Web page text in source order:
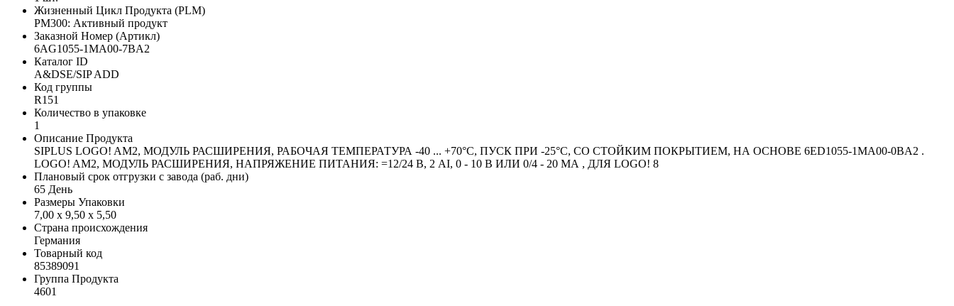
Жизненный Цикл Продукта (PLM)
PM300: Активный продукт
Заказной Номер (Артикл)
6AG1055-1MA00-7BA2
Каталог ID
A&DSE/SIP ADD
Код группы
R151
Количество в упаковке
1
Описание Продукта
SIPLUS LOGO! AM2, МОДУЛЬ РАСШИРЕНИЯ, РАБОЧАЯ ТЕМПЕРАТУРА -40 ... +70°C, ПУСК ПРИ -25°C, СО СТОЙКИМ ПОКРЫТИЕМ, НА ОСНОВЕ 6ED1055-1MA00-0BA2 .
LOGO! AM2, МОДУЛЬ РАСШИРЕНИЯ, НАПРЯЖЕНИЕ ПИТАНИЯ: =12/24 В, 2 AI, 0 - 10 В ИЛИ 0/4 - 20 МА , ДЛЯ LOGO! 8
Плановый срок отгрузки с завода (раб. дни)
65 День
Размеры Упаковки
7,00 x 9,50 x 5,50
Страна происхождения
Германия
Товарный код
85389091
Группа Продукта
4601